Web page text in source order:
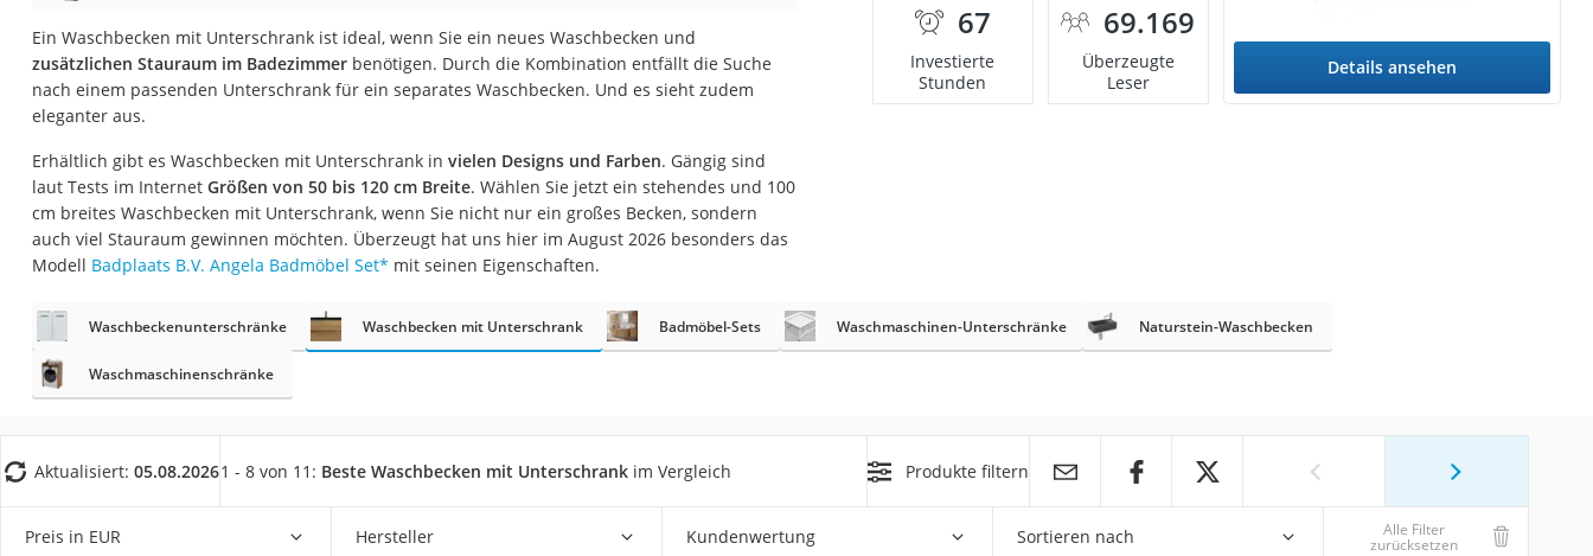
Außenleuchte mit Kamera
Ozongeneratoren
Konferenzmikrofon
Klappmatratze
Duschkopf mit Kalkfilter
Aktenvernichter Sicherheitsstufe 4
Spannbettlaken
Service
Ein Waschbecken mit Unterschrank ist ideal, wenn Sie ein neues Waschbecken und
zusätzlichen Stauraum im Badezimmerbenötigen. Durch die Kombination entfällt die Suche
nach einem passenden Unterschrank für ein separates Waschbecken. Und es sieht zudem
eleganter aus.
Erhältlich gibt es Waschbecken mit Unterschrank in vielen Designs und Farben. Gängig sind
laut Tests im Internet Größen von 50 bis 120 cm Breite. Wählen Sie jetzt ein stehendes und 100
cm breites Waschbecken mit Unterschrank, wenn Sie nicht nur ein großes Becken, sondern
auch viel Stauraum gewinnen möchten. Überzeugt hat uns hier im August 2026 besonders das
Modell Badplaats B.V. Angela Badmöbel Set* mit seinen Eigenschaften.
67
Investierte
Stunden
69.169
Überzeugte
Leser
Details ansehen
Waschbeckenunterschränke Waschbecken mit Unterschrank Badmöbel-Sets Waschmaschinen-Unterschränke Naturstein-Waschbecken
Waschmaschinenschränke
Aktualisiert: 05.08.20261 - 8 von 11: Beste Waschbecken mit Unterschrank im Vergleich Produkte filtern
Preis in EUR Hersteller Kundenwertung Sortieren nach Alle Filter
zurücksetzen